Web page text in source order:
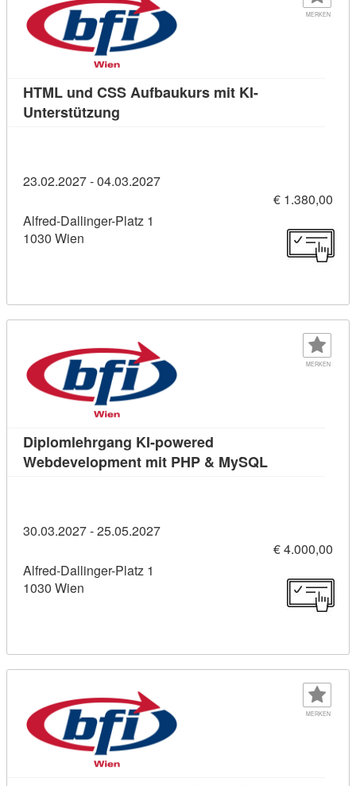
MERKEN
HTML und CSS Aufbaukurs mit KI-
Unterstützung
23.02.2027 - 04.03.2027
€ 1.380,00
Alfred-Dallinger-Platz 1
1030 Wien
MERKEN
Diplomlehrgang KI-powered
Webdevelopment mit PHP & MySQL
30.03.2027 - 25.05.2027
€ 4.000,00
Alfred-Dallinger-Platz 1
1030 Wien
MERKEN